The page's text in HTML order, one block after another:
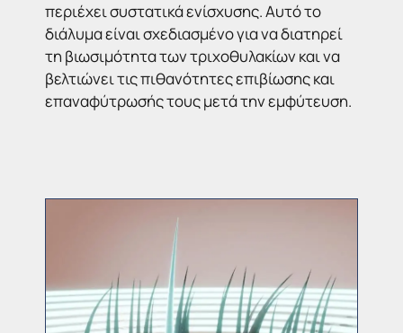
περιέχει συστατικά ενίσχυσης. Αυτό το
διάλυμα είναι σχεδιασμένο για να διατηρεί
τη βιωσιμότητα των τριχοθυλακίων και να
βελτιώνει τις πιθανότητες επιβίωσης και
επαναφύτρωσής τους μετά την εμφύτευση.